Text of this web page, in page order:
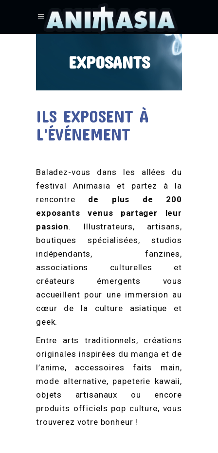
EXPOSANTS
ILS EXPOSENT À
L'ÉVÉNEMENT
Baladez-vous dans les allées du
festival Animasia et partez à la
rencontre de plus de 200
exposants venus partager leur
passion. Illustrateurs, artisans,
boutiques spécialisées, studios
indépendants, fanzines,
associations culturelles et
créateurs émergents vous
accueillent pour une immersion au
cœur de la culture asiatique et
geek.
Entre arts traditionnels, créations
originales inspirées du manga et de
l’anime, accessoires faits main,
mode alternative, papeterie kawaii,
objets artisanaux ou encore
produits officiels pop culture, vous
trouverez votre bonheur !